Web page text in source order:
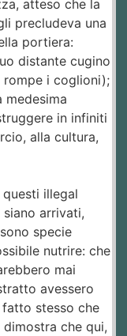
atteso che la
precludeva una
portiera:
distante cugino
rompe i coglioni);
medesima
in infiniti
alla cultura,
illegal
arrivati,
specie
nutrire: che
mai
avessero
stesso che
che qui,